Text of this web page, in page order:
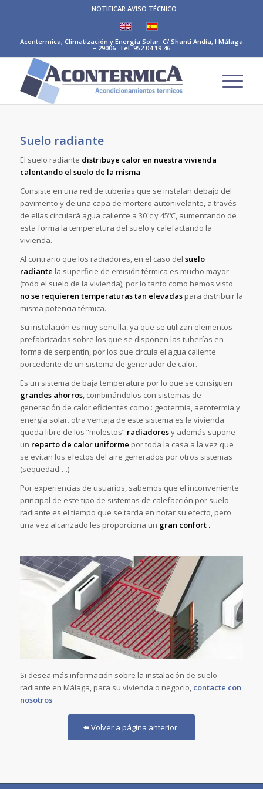
NOTIFICAR AVISO TÉCNICO
Acontermica, Climatización y Energía Solar. C/ Shanti Andía, I Málaga
– 29006. Tel. 952 04 19 46
Suelo radiante
El suelo radiante distribuye calor en nuestra vivienda
calentando el suelo de la misma
Consiste en una red de tuberías que se instalan debajo del
pavimento y de una capa de mortero autonivelante, a través
de ellas circulará agua caliente a 30ºc y 45ºC, aumentando de
esta forma la temperatura del suelo y calefactando la
vivienda.
Al contrario que los radiadores, en el caso del suelo
radiante la superficie de emisión térmica es mucho mayor
(todo el suelo de la vivienda), por lo tanto como hemos visto
no se requieren temperaturas tan elevadaspara distribuir la
misma potencia térmica.
Su instalación es muy sencilla, ya que se utilizan elementos
prefabricados sobre los que se disponen las tuberías en
forma de serpentín, por los que circula el agua caliente
porcedente de un sistema de generador de calor.
Es un sistema de baja temperatura por lo que se consiguen
grandes ahorros, combinándolos con sistemas de
generación de calor eficientes como : geotermia, aerotermia y
energía solar. otra ventaja de este sistema es la vivienda
queda libre de los “molestos” radiadoresy además supone
un reparto de calor uniforme por toda la casa a la vez que
se evitan los efectos del aire generados por otros sistemas
(sequedad….)
Por experiencias de usuarios, sabemos que el inconveniente
principal de este tipo de sistemas de calefacción por suelo
radiante es el tiempo que se tarda en notar su efecto, pero
una vez alcanzado les proporciona un gran confort .
Si desea más información sobre la instalación de suelo
radiante en Málaga, para su vivienda o negocio, contacte con
nosotros.
Volver a página anterior